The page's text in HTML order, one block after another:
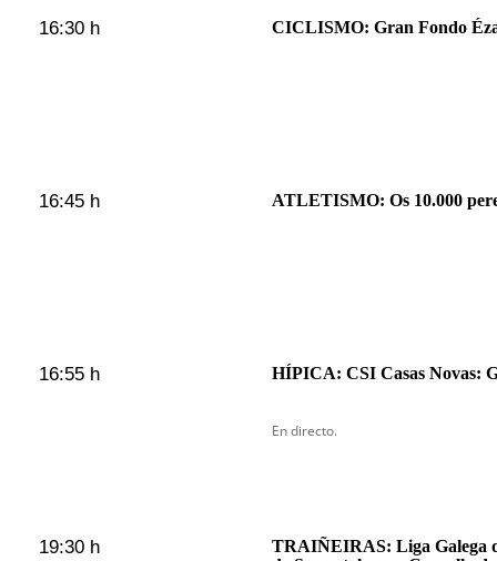
16:30 h CICLISMO: Gran Fondo
16:45 h ATLETISMO: Os 10.000
16:55 h HÍPICA: CSI Casas Novas:
En directo.
19:30 h
TRAIÑEIRAS: Liga Galega